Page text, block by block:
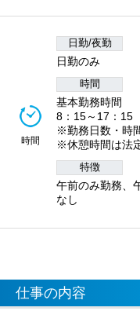
時間
日勤/夜勤
日勤のみ
時間
基本勤務時間
8：15～17：15
※勤務日数・時
※休憩時間は法
特徴
午前のみ勤務、
なし
仕事の内容